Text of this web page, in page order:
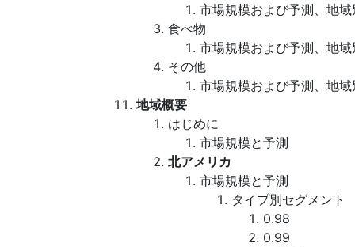
市場規模および予測、地域
食べ物
市場規模および予測、地域
その他
市場規模および予測、地域
地域概要
はじめに
市場規模と予測
北アメリカ
市場規模と予測
タイプ別セグメント
0.98
0.99